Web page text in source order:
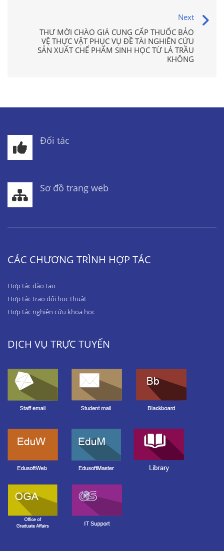
Next
THƯ MỜI CHÀO GIÁ CUNG CẤP THUỐC BẢO
VỆ THỰC VẬT PHỤC VỤ ĐỀ TÀI NGHIÊN CỨU
SẢN XUẤT CHẾ PHẨM SINH HỌC TỪ LÁ TRẦU
KHÔNG
Đối tác
Sơ đồ trang web
CÁC CHƯƠNG TRÌNH HỢP TÁC
Hợp tác đào tạo
Hợp tác trao đổi học thuật
Hợp tác nghiên cứu khoa học
DỊCH VỤ TRỰC TUYẾN